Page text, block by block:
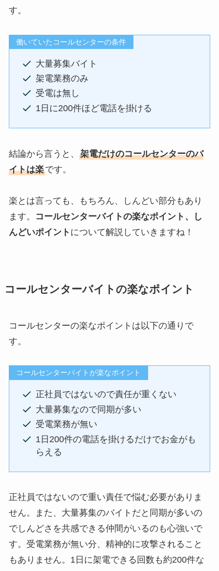
す。
働いていたコールセンターの条件
大量募集バイト
架電業務のみ
受電は無し
1日に200件ほど電話を掛ける
結論から言うと、 架電だけのコールセンターのバ
イトは楽です。
楽とは言っても、もちろん、しんどい部分もあり
ます。
コールセンターバイトの楽なポイント、し
んどいポイント について解説していきますね！
コールセンターバイトの楽なポイント
コールセンターの楽なポイントは以下の通りで
す。
コールセンターバイトが楽なポイント
正社員ではないので責任が重くない
大量募集なので同期が多い
受電業務が無い
1日200件の電話を掛けるだけでお金がも
らえる
正社員ではないので重い責任で悩む必要がありま
せん。また、大量募集のバイトだと同期が多いの
でしんどさを共感できる仲間がいるのも心強いで
す。受電業務が無い分、精神的に攻撃されること
もありません。1日に架電できる回数も約200件な